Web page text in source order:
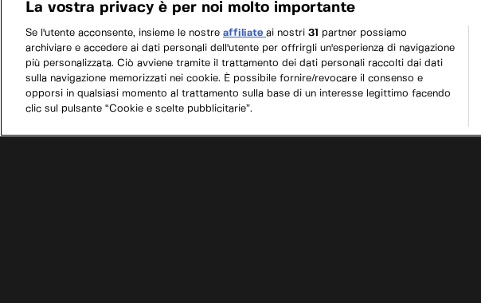
La vostra privacy è per noi molto importante
Se l'utente acconsente, insieme le nostre affiliate ai nostri 31
partner possiamo
archiviare e accedere ai dati personali dell'utente per offrirgli un'esperienza di navigazione
più personalizzata. Ciò avviene tramite il trattamento dei dati personali raccolti dai dati
sulla navigazione memorizzati nei cookie. È possibile fornire/revocare il consenso e
opporsi in qualsiasi momento al trattamento sulla base di un interesse legittimo facendo
clic sul pulsante “Cookie e scelte pubblicitarie”.